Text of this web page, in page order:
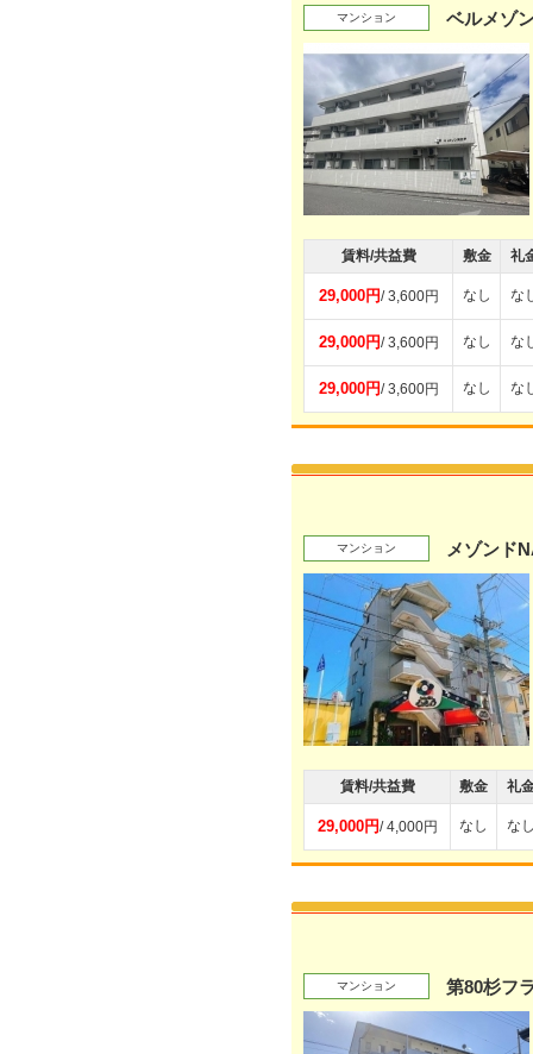
マンション ベルメゾ
賃料/共益費 敷金 礼
29,000円/ 3,600円 なし な
29,000円/ 3,600円 なし な
29,000円/ 3,600円 なし な
マンション メゾンド
賃料/共益費 敷金 礼
29,000円/ 4,000円 なし な
マンション 第80杉フ